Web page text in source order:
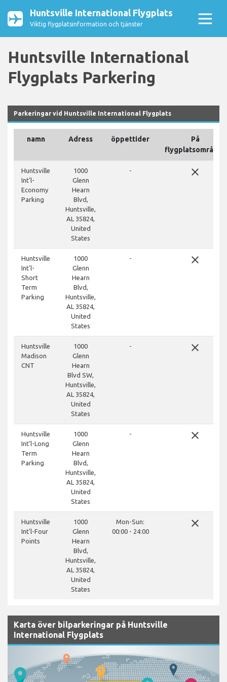
Huntsville International Flygplats
Viktig flygplatsinformation och tjänster
Huntsville International
Flygplats Parkering
Parkeringar vid Huntsville International Flygplats
namn Adress öppettider
På
flygplatsområdet
Huntsville
Int'l-
Economy
Parking
1000
Glenn
Hearn
Blvd,
Huntsville,
AL 35824,
United
States
- close
Huntsville
Int'l-
Short
Term
Parking
1000
Glenn
Hearn
Blvd,
Huntsville,
AL 35824,
United
States
- close
Huntsville
Madison
CNT
1000
Glenn
Hearn
Blvd SW,
Huntsville,
AL 35824,
United
States
- close
Huntsville
Int'l-Long
Term
Parking
1000
Glenn
Hearn
Blvd,
Huntsville,
AL 35824,
United
States
- close
Huntsville
Int'l-Four
Points
1000
Glenn
Hearn
Blvd,
Huntsville,
AL 35824,
United
States
Mon-Sun:
00:00 - 24:00
close
Karta över bilparkeringar på Huntsville
International Flygplats